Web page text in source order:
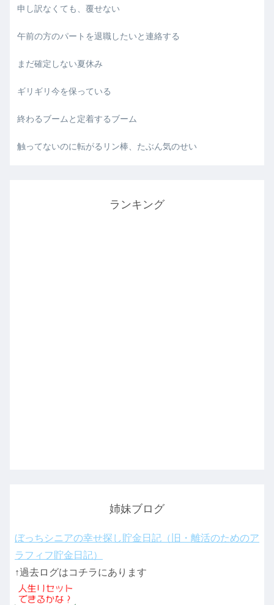
申し訳なくても、覆せない
午前の方のパートを退職したいと連絡する
まだ確定しない夏休み
ギリギリ今を保っている
終わるブームと定着するブーム
触ってないのに転がるリン棒、たぶん気のせい
ランキング
姉妹ブログ
ぼっちシニアの幸せ探し貯金日記（旧・離活のためのア
ラフィフ貯金日記）
↑過去ログはコチラにあります